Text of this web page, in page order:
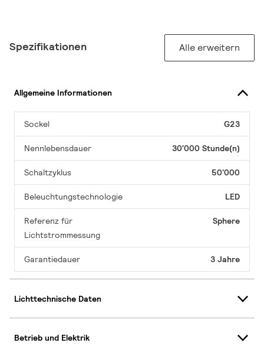
Spezifikationen Alle erweitern
Allgemeine Informationen
Sockel G23
Nennlebensdauer 30'000 Stunde(n)
Schaltzyklus 50'000
Beleuchtungstechnologie LED
Referenz für
Lichtstrommessung
Sphere
Garantiedauer 3 Jahre
Lichttechnische Daten
Betrieb und Elektrik